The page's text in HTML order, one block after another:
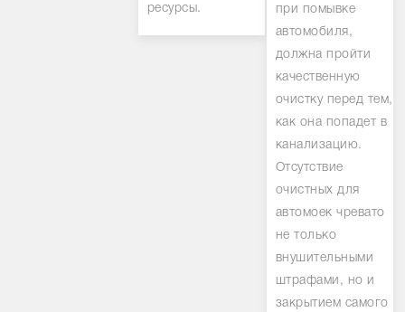
ресурсы.
при помывке
автомобиля,
должна пройти
качественную
очистку перед тем,
как она попадет в
канализацию.
Отсутствие
очистных для
автомоек чревато
не только
внушительными
штрафами, но и
закрытием самого